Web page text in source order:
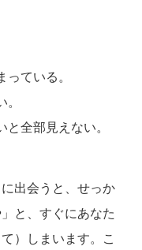
ている。
全部見えない。
出会うと、せっか
と、すぐにあなた
）しまいます。こ